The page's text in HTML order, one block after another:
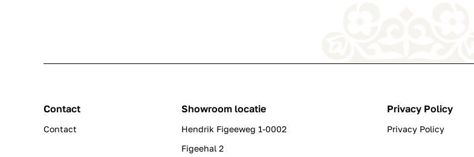
Contact
Contact
Showroom locatie
Hendrik Figeeweg 1-0002
Figeehal 2
Privacy Policy
Privacy Policy